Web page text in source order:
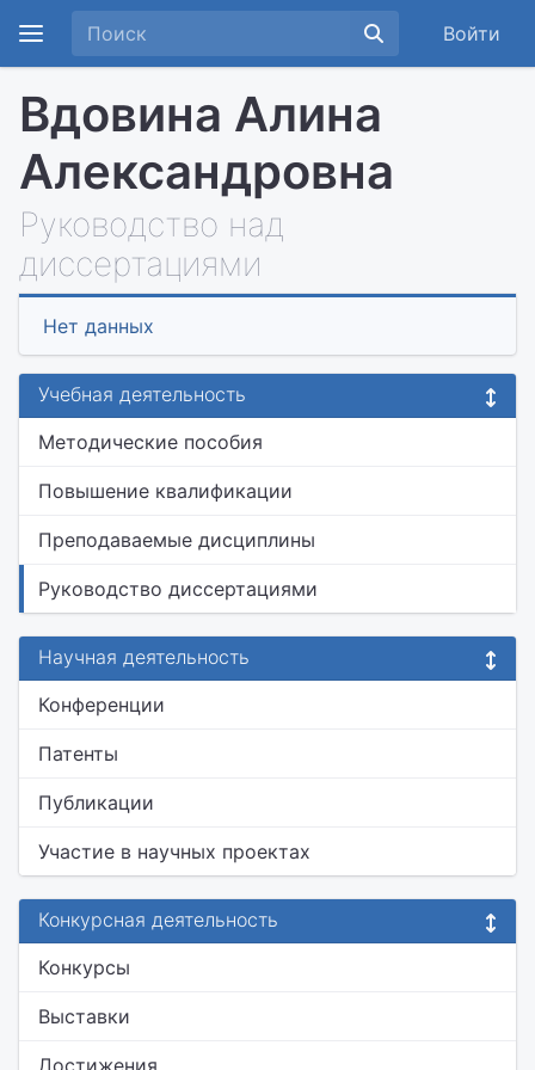
Войти
Вдовина Алина
Александровна
Руководство над
диссертациями
Нет данных
Учебная деятельность
Методические пособия
Повышение квалификации
Преподаваемые дисциплины
Руководство диссертациями
Научная деятельность
Конференции
Патенты
Публикации
Участие в научных проектах
Конкурсная деятельность
Конкурсы
Выставки
Достижения